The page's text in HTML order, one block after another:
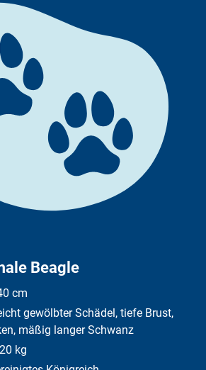
Pflege
Ernährung
und rassebedingte Probleme
der Beagle zu mir?
Beagle ein Familienhund?
und Wissenswertes
kommt der Name Beagle?
Häufige Fragen
Beagle
cm
gewölbter Schädel, tiefe Brust,
mäßig langer Schwanz
kg